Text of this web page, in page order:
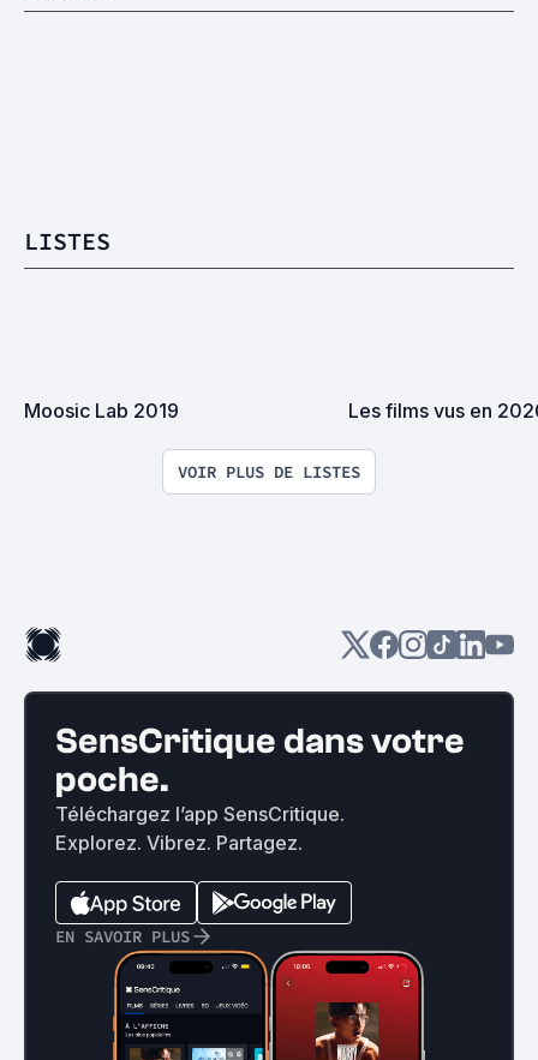
LISTES
Moosic Lab 2019 Les films vus en
VOIR PLUS DE LISTES
SensCritique dans votre
poche.
Téléchargez l’app SensCritique.
Explorez. Vibrez. Partagez.
EN SAVOIR PLUS